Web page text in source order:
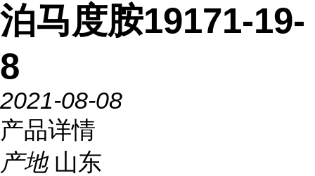
泊马度胺19171-19-
8
2021-08-08
产品详情
产地 山东